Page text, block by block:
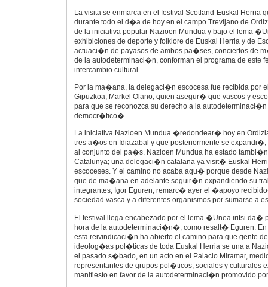
La visita se enmarca en el festival Scotland-Euskal Herria
durante todo el d�a de hoy en el campo Trevijano de
de la iniciativa popular Nazioen Mundua y bajo el lema
exhibiciones de deporte y folklore de Euskal Herria y de
actuaci�n de payasos de ambos pa�ses, conciertos de
de la autodeterminaci�n, conforman el programa de este
intercambio cultural.
Por la ma�ana, la delegaci�n escocesa fue recibida por
Gipuzkoa, Markel Olano, quien asegur� que vascos y
para que se reconozca su derecho a la
democr�tico�.
La iniciativa Nazioen Mundua �redondear� hoy en
tres a�os en Idiazabal y que posteriormente se expandi�,
al conjunto del pa�s. Nazioen Mundua ha estado
Catalunya; una delegaci�n catalana ya visit� Euskal
escoceses. Y el camino no acaba aqu� porque desde
que de ma�ana en adelante seguir�n expandiendo su
integrantes, Igor Eguren, remarc� ayer el �apoyo
sociedad vasca y a diferentes organismos por sumarse a
El festival llega encabezado por el lema �Unea iritsi da�
hora de la autodeterminaci�n�, como resalt� Eguren.
esta reivindicaci�n ha abierto el camino para que gente
ideolog�as pol�ticas de toda Euskal Herria se una a
el pasado s�bado, en un acto en el Palacio Miramar,
representantes de grupos pol�ticos, sociales y culturales
manifiesto en favor de la autodeterminaci�n promovido